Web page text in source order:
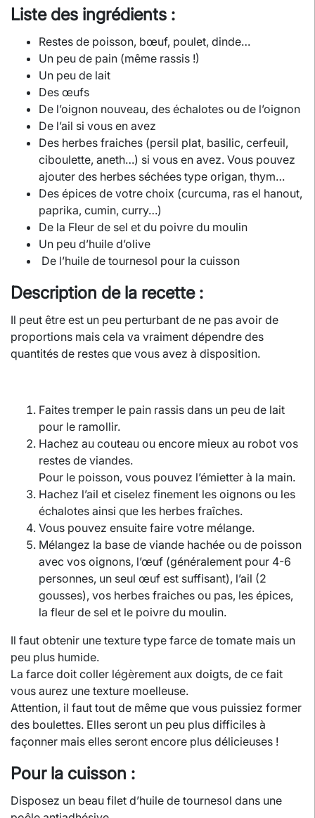
Liste des ingrédients :
Restes de poisson, bœuf, poulet, dinde…
Un peu de pain (même rassis !)
Un peu de lait
Des œufs
De l’oignon nouveau, des échalotes ou de l’oignon
De l’ail si vous en avez
Des herbes fraiches (persil plat, basilic, cerfeuil,
ciboulette, aneth…) si vous en avez. Vous pouvez
ajouter des herbes séchées type origan, thym…
Des épices de votre choix (curcuma, ras el hanout,
paprika, cumin, curry…)
De la Fleur de sel et du poivre du moulin
Un peu d’huile d’olive
De l’huile de tournesol pour la cuisson
Description de la recette :
Il peut être est un peu perturbant de ne pas avoir de
proportions mais cela va vraiment dépendre des
quantités de restes que vous avez à disposition.
Faites tremper le pain rassis dans un peu de lait
pour le ramollir.
Hachez au couteau ou encore mieux au robot vos
restes de viandes.
Pour le poisson, vous pouvez l’émietter à la main.
Hachez l’ail et ciselez finement les oignons ou les
échalotes ainsi que les herbes fraîches.
Vous pouvez ensuite faire votre mélange.
Mélangez la base de viande hachée ou de poisson
avec vos oignons, l’œuf (généralement pour 4-6
personnes, un seul œuf est suffisant), l’ail (2
gousses), vos herbes fraiches ou pas, les épices,
la fleur de sel et le poivre du moulin.
Il faut obtenir une texture type farce de tomate mais un
peu plus humide.
La farce doit coller légèrement aux doigts, de ce fait
vous aurez une texture moelleuse.
Attention, il faut tout de même que vous puissiez former
des boulettes. Elles seront un peu plus difficiles à
façonner mais elles seront encore plus délicieuses !
Pour la cuisson :
Disposez un beau filet d’huile de tournesol dans une